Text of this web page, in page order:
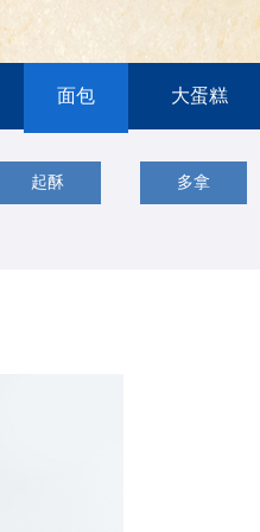
商品
面包 大蛋糕
起酥 多拿